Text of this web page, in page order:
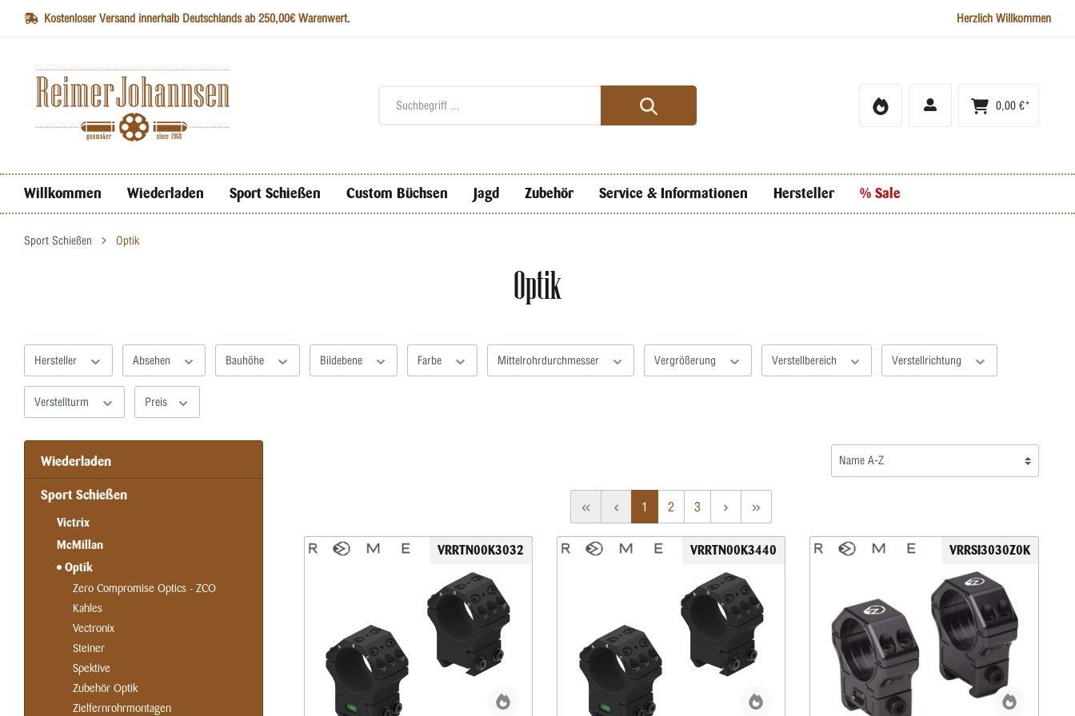
Kostenloser Versand innerhalb Deutschlands ab 250,00€ Warenwert. Herzlich Willkommen
0,00 €*
Willkommen Wiederladen Sport Schießen Custom Büchsen Jagd Zubehör Service & Informationen Hersteller % Sale
Sport Schießen Optik
Optik
Hersteller Absehen Bauhöhe Bildebene Farbe Mittelrohrdurchmesser Vergrößerung Verstellbereich Verstellrichtung
Verstellturm Preis
Wiederladen
Sport Schießen
Victrix
McMillan
Optik
Zero Compromise Optics - ZCO
Kahles
Vectronix
Steiner
Spektive
Zubehör Optik
Zielfernrohrmontagen
1 2 3
VRRTN00K3032 VRRTN00K3440 VRRSI3030Z0K